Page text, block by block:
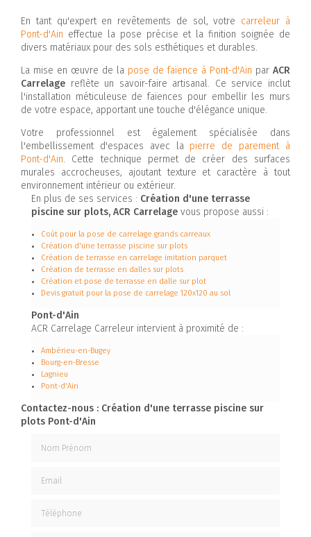
En tant qu'expert en revêtements de sol, votre carreleur à
Pont-d'Ain effectue la pose précise et la finition soignée de
divers matériaux pour des sols esthétiques et durables.
La mise en œuvre de la pose de faïence à Pont-d'Ain par ACR
Carrelage reflète un savoir-faire artisanal. Ce service inclut
l'installation méticuleuse de faïences pour embellir les murs
de votre espace, apportant une touche d'élégance unique.
Votre professionnel est également spécialisée dans
l'embellissement d'espaces avec la pierre de parement à
Pont-d'Ain. Cette technique permet de créer des surfaces
murales accrocheuses, ajoutant texture et caractère à tout
environnement intérieur ou extérieur.
En plus de ses services : Création d'une terrasse
piscine sur plots, ACR Carrelage vous propose aussi :
Coût pour la pose de carrelage grands carreaux
Création d'une terrasse piscine sur plots
Création de terrasse en carrelage imitation parquet
Création de terrasse en dalles sur plots
Création et pose de terrasse en dalle sur plot
Devis gratuit pour la pose de carrelage 120x120 au sol
Pont-d'Ain
ACR Carrelage Carreleur intervient à proximité de :
Ambérieu-en-Bugey
Bourg-en-Bresse
Lagnieu
Pont-d'Ain
Contactez-nous : Création d'une terrasse piscine sur
plots Pont-d'Ain